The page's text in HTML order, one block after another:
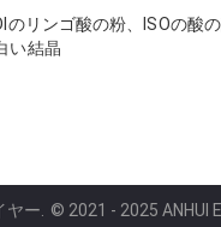
のリンゴ酸の粉、ISOの酸
い結晶
ヤー. © 2021 - 2025 ANHUI